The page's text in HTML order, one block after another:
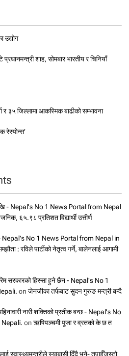
उद्योग
शाह, सोमबार भारतीय र चिनियाँ
र ३५ जिल्लामा आकस्मिक बाढीको सम्भावना
रेस्पोन्स’
- Nepal's No 1 News Portal from Nepal
६५.९८ प्रतिशत विद्यार्थी उत्तीर्ण
- Nepal's No 1 News Portal from Nepal in
: रविले पार्टीको नेतृत्व गर्ने, बालेनलाई आगामी
सरकारको हिस्सा हुने छैन - Nepal's No 1
on जेनजीका तर्फबाट सुदन गुरुङ मन्त्री बन्दै
नारी शक्तिको प्रतीक बन्छ - Nepal's No
on ऋषिपञ्चमी पूजा र व्रतको के छ त
स्वास्थ्यमन्त्रीले स्याबासी दिँदै भने- तपाईँजस्तो